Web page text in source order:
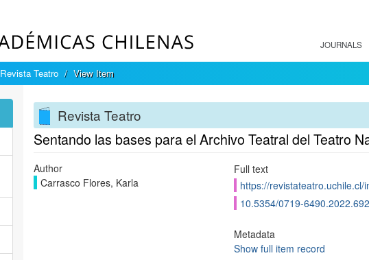
JOURNALS
Revista Teatro View Item
Revista Teatro
Sentando las bases para el Archivo Teatral del Teatro
Author
Carrasco Flores, Karla
Full text
https://
10.5354/0719-
Metadata
Show full item record